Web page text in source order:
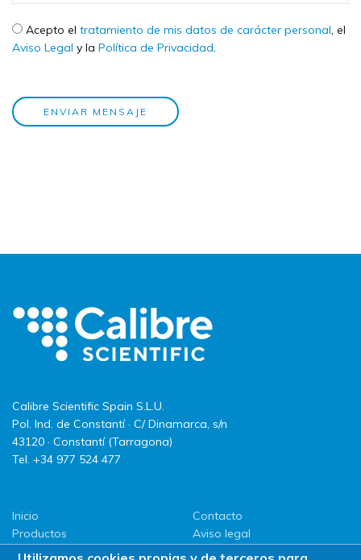
Check legal *
Acepto el tratamiento de mis datos de carácter personal, el
Aviso Legal y la Política de Privacidad.
ENVIAR MENSAJE
Calibre Scientific Spain S.L.U.
Pol. Ind. de Constantí · C/ Dinamarca, s/n
43120 · Constantí (Tarragona)
Tel. +34 977 524 477
Inicio
Productos
LLG
Contacto
Aviso legal
Política de privacidad